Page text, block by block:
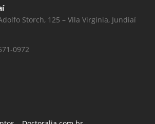
Storch, 125 – Vila Virginia, Jundiaí
0972